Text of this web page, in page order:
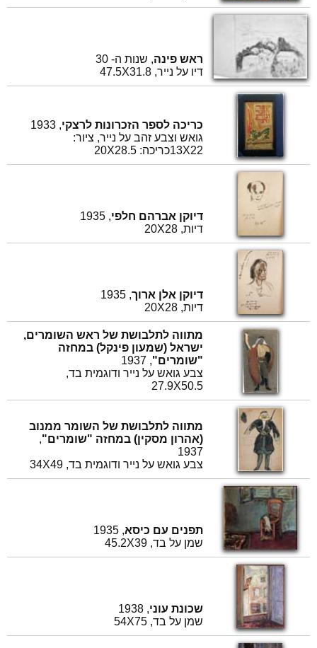
ראש פינה, שנות ה- 30
דיו על נייר, 47.5X31.8
כריכה לספר הזכרונות לרצקי, 1933
גואש וצבע זהב על נייר, ציור:
13X22כריכה: 20X28.5
דיוקן אברהם חלפי, 1935
דיות, 20X28
דיוקן אלן ארוך, 1935
דיות, 20X28
מתווה לתלבושת של ראש השומרים,
ישראל (שמעון פינקל) במחזה
"שומרים", 1937
צבע גואש על נייר ודוגמית בד,
27.9X50.5
מתווה לתלבושת של השומר ממנוב
(אהרון מסקין) במחזה "שומרים",
1937
צבע גואש על נייר ודוגמית בד, 34X49
תפנים עם כיסא, 1935
שמן על בד, 45.2X39
שכונת עוני, 1938
שמן על בד, 54X75